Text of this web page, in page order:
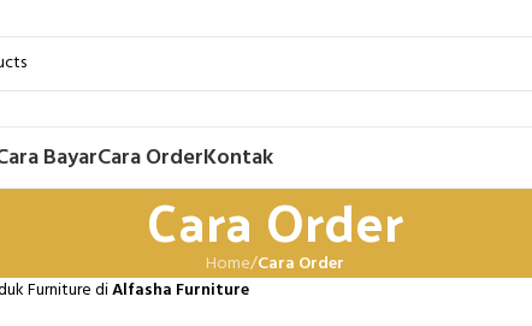
BayarCara OrderKontak
Cara Order
Home/Cara Order
Furniture diAlfasha Furniture